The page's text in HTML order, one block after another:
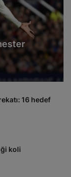
16 hedef
koli